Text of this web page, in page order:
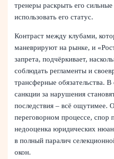
тренеры раскрыть его
использовать его статус.
Контраст между клубами,
маневрируют на рынке, и
запрета, подчёркивает,
соблюдать регламенты и
трансферные обязательства.
санкции за нарушения
последствия – всё ощутимее.
переговорном процессе, спор
недооценка юридических
в полный паралич
окон.